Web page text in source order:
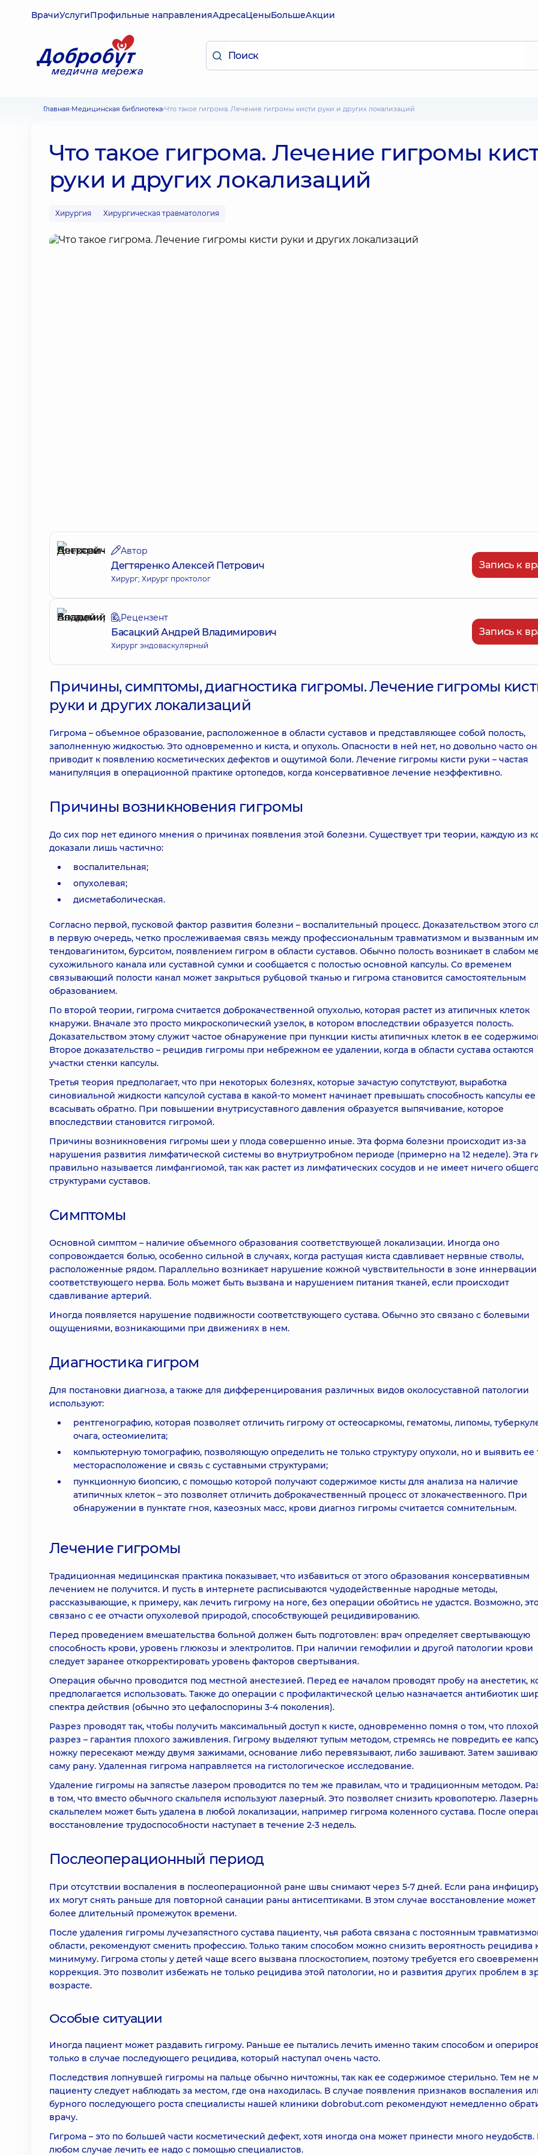
ВрачиУслугиПрофильные направленияАдресаЦеныБольшеАкции
Главная Медицинская библиотека Что такое гигрома. Лечение гигромы кисти руки и других локализаций
Что такое гигрома. Лечение гигромы
руки и других локализаций
Хирургия Хирургическая травматология
Автор
Дегтяренко Алексей Петрович
Хирург; Хирург проктолог
Запись к
Рецензент
Басацкий Андрей Владимирович
Хирург эндоваскулярный
Запись к
Причины, симптомы, диагностика гигромы. Лечение гигромы
руки и других локализаций
Гигрома – объемное образование, расположенное в области суставов и представляющее собой полость,
заполненную жидкостью. Это одновременно и киста, и опухоль. Опасности в ней нет, но довольно часто
приводит к появлению косметических дефектов и ощутимой боли. Лечение гигромы кисти руки – частая
манипуляция в операционной практике ортопедов, когда консервативное лечение неэффективно.
Причины возникновения гигромы
До сих пор нет единого мнения о причинах появления этой болезни. Существует три теории, каждую из
доказали лишь частично:
воспалительная;
опухолевая;
дисметаболическая.
Согласно первой, пусковой фактор развития болезни – воспалительный процесс. Доказательством этого
в первую очередь, четко прослеживаемая связь между профессиональным травматизмом и вызванным им
тендовагинитом, бурситом, появлением гигром в области суставов. Обычно полость возникает в слабом
сухожильного канала или суставной сумки и сообщается с полостью основной капсулы. Со временем
связывающий полости канал может закрыться рубцовой тканью и гигрома становится самостоятельным
образованием.
По второй теории, гигрома считается доброкачественной опухолью, которая растет из атипичных клеток
кнаружи. Вначале это просто микроскопический узелок, в котором впоследствии образуется полость.
Доказательством этому служит частое обнаружение при пункции кисты атипичных клеток в ее
Второе доказательство – рецидив гигромы при небрежном ее удалении, когда в области сустава остаются
участки стенки капсулы.
Третья теория предполагает, что при некоторых болезнях, которые зачастую сопутствуют, выработка
синовиальной жидкости капсулой сустава в какой-то момент начинает превышать способность капсулы ее
всасывать обратно. При повышении внутрисуставного давления образуется выпячивание, которое
впоследствии становится гигромой.
Причины возникновения гигромы шеи у плода совершенно иные. Эта форма болезни происходит из-за
нарушения развития лимфатической системы во внутриутробном периоде (примерно на 12 неделе). Эта
правильно называется лимфангиомой, так как растет из лимфатических сосудов и не имеет ничего
структурами суставов.
Симптомы
Основной симптом – наличие объемного образования соответствующей локализации. Иногда оно
сопровождается болью, особенно сильной в случаях, когда растущая киста сдавливает нервные стволы,
расположенные рядом. Параллельно возникает нарушение кожной чувствительности в зоне иннервации
соответствующего нерва. Боль может быть вызвана и нарушением питания тканей, если происходит
сдавливание артерий.
Иногда появляется нарушение подвижности соответствующего сустава. Обычно это связано с болевыми
ощущениями, возникающими при движениях в нем.
Диагностика гигром
Для постановки диагноза, а также для дифференцирования различных видов околосуставной патологии
используют:
рентгенографию, которая позволяет отличить гигрому от остеосаркомы, гематомы, липомы,
очага, остеомиелита;
компьютерную томографию, позволяющую определить не только структуру опухоли, но и выявить ее
месторасположение и связь с суставными структурами;
пункционную биопсию, с помощью которой получают содержимое кисты для анализа на наличие
атипичных клеток – это позволяет отличить доброкачественный процесс от злокачественного. При
обнаружении в пунктате гноя, казеозных масс, крови диагноз гигромы считается сомнительным.
Лечение гигромы
Традиционная медицинская практика показывает, что избавиться от этого образования консервативным
лечением не получится. И пусть в интернете расписываются чудодейственные народные методы,
рассказывающие, к примеру, как лечить гигрому на ноге, без операции обойтись не удастся. Возможно,
связано с ее отчасти опухолевой природой, способствующей рецидивированию.
Перед проведением вмешательства больной должен быть подготовлен: врач определяет свертывающую
способность крови, уровень глюкозы и электролитов. При наличии гемофилии и другой патологии крови
следует заранее откорректировать уровень факторов свертывания.
Операция обычно проводится под местной анестезией. Перед ее началом проводят пробу на анестетик,
предполагается использовать. Также до операции с профилактической целью назначается антибиотик
спектра действия (обычно это цефалоспорины 3-4 поколения).
Разрез проводят так, чтобы получить максимальный доступ к кисте, одновременно помня о том, что плохой
разрез – гарантия плохого заживления. Гигрому выделяют тупым методом, стремясь не повредить ее
ножку пересекают между двумя зажимами, основание либо перевязывают, либо зашивают. Затем
саму рану. Удаленная гигрома направляется на гистологическое исследование.
Удаление гигромы на запястье лазером проводится по тем же правилам, что и традиционным методом.
в том, что вместо обычного скальпеля используют лазерный. Это позволяет снизить кровопотерю.
скальпелем может быть удалена в любой локализации, например гигрома коленного сустава. После
восстановление трудоспособности наступает в течение 2-3 недель.
Послеоперационный период
При отсутствии воспаления в послеоперационной ране швы снимают через 5-7 дней. Если рана
их могут снять раньше для повторной санации раны антисептиками. В этом случае восстановление может
более длительный промежуток времени.
После удаления гигромы лучезапястного сустава пациенту, чья работа связана с постоянным
области, рекомендуют сменить профессию. Только таким способом можно снизить вероятность рецидива
минимуму. Гигрома стопы у детей чаще всего вызвана плоскостопием, поэтому требуется его
коррекция. Это позволит избежать не только рецидива этой патологии, но и развития других проблем в
возрасте.
Особые ситуации
Иногда пациент может раздавить гигрому. Раньше ее пытались лечить именно таким способом и
только в случае последующего рецидива, который наступал очень часто.
Последствия лопнувшей гигромы на пальце обычно ничтожны, так как ее содержимое стерильно. Тем не
пациенту следует наблюдать за местом, где она находилась. В случае появления признаков воспаления
бурного последующего роста специалисты нашей клиники dobrobut.com рекомендуют немедленно
врачу.
Гигрома – это по большей части косметический дефект, хотя иногда она может принести много неудобств.
любом случае лечить ее надо с помощью специалистов.